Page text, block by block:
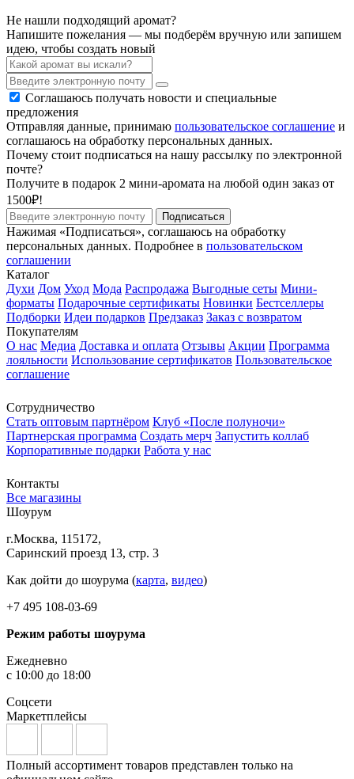
Не нашли подходящий аромат?
Напишите пожелания — мы подберём вручную или запишем
идею, чтобы создать новый
Соглашаюсь получать новости и специальные
предложения
Отправляя данные, принимаю пользовательское соглашение и
соглашаюсь на обработку персональных данных.
Почему стоит подписаться на нашу рассылку по электронной
почте?
Получите в подарок 2 мини-аромата на любой один заказ от
1500₽!
Подписаться
Нажимая «Подписаться», соглашаюсь на обработку
персональных данных. Подробнее в пользовательском
соглашении
Каталог
Духи Дом Уход Мода Распродажа Выгодные сеты Мини-
форматы Подарочные сертификаты Новинки Бестселлеры
Подборки Идеи подарков Предзаказ Заказ с возвратом
Покупателям
О нас Медиа Доставка и оплата Отзывы Акции Программа
лояльности Использование сертификатов Пользовательское
соглашение
Сотрудничество
Стать оптовым партнёром Клуб «После полуночи»
Партнерская программа Создать мерч Запустить коллаб
Корпоративные подарки Работа у нас
Контакты
Все магазины
Шоурум
г.Москва, 115172,
Саринский проезд 13, стр. 3
Как дойти до шоурума (карта, видео)
+7 495 108-03-69
Режим работы шоурума
Ежедневно
с 10:00 до 18:00
Соцсети
Маркетплейсы
Полный ассортимент товаров представлен только на